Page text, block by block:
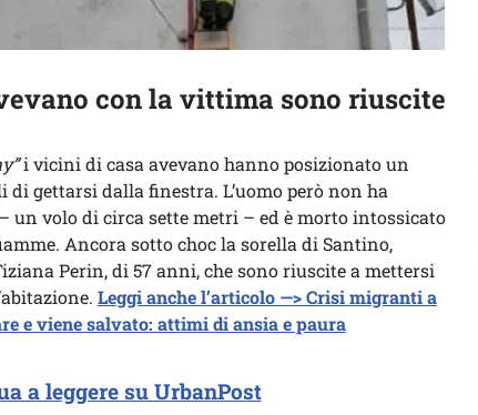
con la vittima sono riuscite
i vicini di casa avevano hanno posizionato un
gettarsi dalla finestra. L’uomo però non ha
un volo di circa sette metri – ed è morto intossicato
Ancora sotto choc la sorella di Santino,
Perin, di 57 anni, che sono riuscite a mettersi
Leggi anche l’articolo —> Crisi migranti a
e viene salvato: attimi di ansia e paura
a leggere su UrbanPost